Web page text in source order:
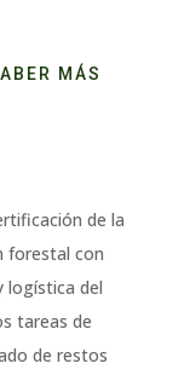
MÁS
de la
forestal con
logística del
tareas de
de restos